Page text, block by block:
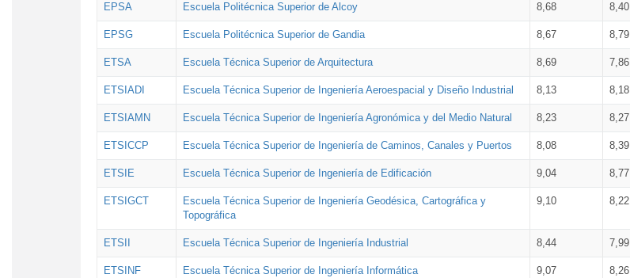
EPSA Escuela Politécnica Superior de Alcoy 8,68 8,40
EPSG Escuela Politécnica Superior de Gandia 8,67 8,79
ETSA Escuela Técnica Superior de Arquitectura 8,69 7,86
ETSIADI Escuela Técnica Superior de Ingeniería Aeroespacial y Diseño Industrial 8,13 8,18
ETSIAMN Escuela Técnica Superior de Ingeniería Agronómica y del Medio Natural 8,23 8,27
ETSICCP Escuela Técnica Superior de Ingeniería de Caminos, Canales y Puertos 8,08 8,39
ETSIE Escuela Técnica Superior de Ingeniería de Edificación 9,04 8,77
ETSIGCT
Escuela Técnica Superior de Ingeniería Geodésica, Cartográfica y
Topográfica
9,10 8,22
ETSII Escuela Técnica Superior de Ingeniería Industrial 8,44 7,99
ETSINF Escuela Técnica Superior de Ingeniería Informática 9,07 8,26